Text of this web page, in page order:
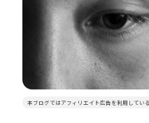
本ブログではアフィリエイト広告を利用してい